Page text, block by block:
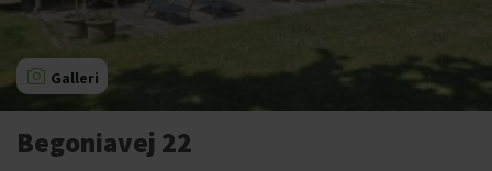
Galleri
Begoniavej 22